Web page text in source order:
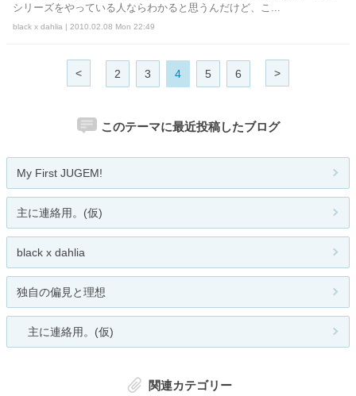
シリーズをやっている人ならわかると思うんだけど、こ...
black x dahlia | 2010.02.08 Mon 22:49
< 2 3 4 5 6 >
このテーマに最近投稿したブログ
My First JUGEM!
主に連絡用。(仮)
black x dahlia
独自の偏見と理想
主に連絡用。(仮)
関連カテゴリー